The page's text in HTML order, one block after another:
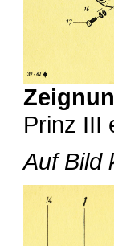
Prinz III
Auf Bild